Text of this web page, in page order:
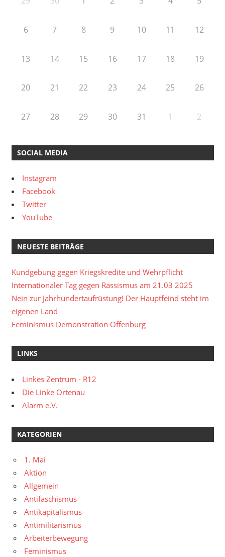
6 7 8 9 10 11 12
13 14 15 16 17 18 19
20 21 22 23 24 25 26
27 28 29 30 31 1 2
SOCIAL MEDIA
Instagram
Facebook
Twitter
YouTube
NEUESTE BEITRÄGE
Kundgebung gegen Kriegskredite und Wehrpflicht
Internationaler Tag gegen Rassismus am 21.03 2025
Nein zur Jahrhundertaufrüstung! Der Hauptfeind steht im
eigenen Land
Feminismus Demonstration Offenburg
LINKS
Linkes Zentrum - R12
Die Linke Ortenau
Alarm e.V.
KATEGORIEN
1. Mai
Aktion
Allgemein
Antifaschismus
Antikapitalismus
Antimilitarismus
Arbeiterbewegung
Feminismus